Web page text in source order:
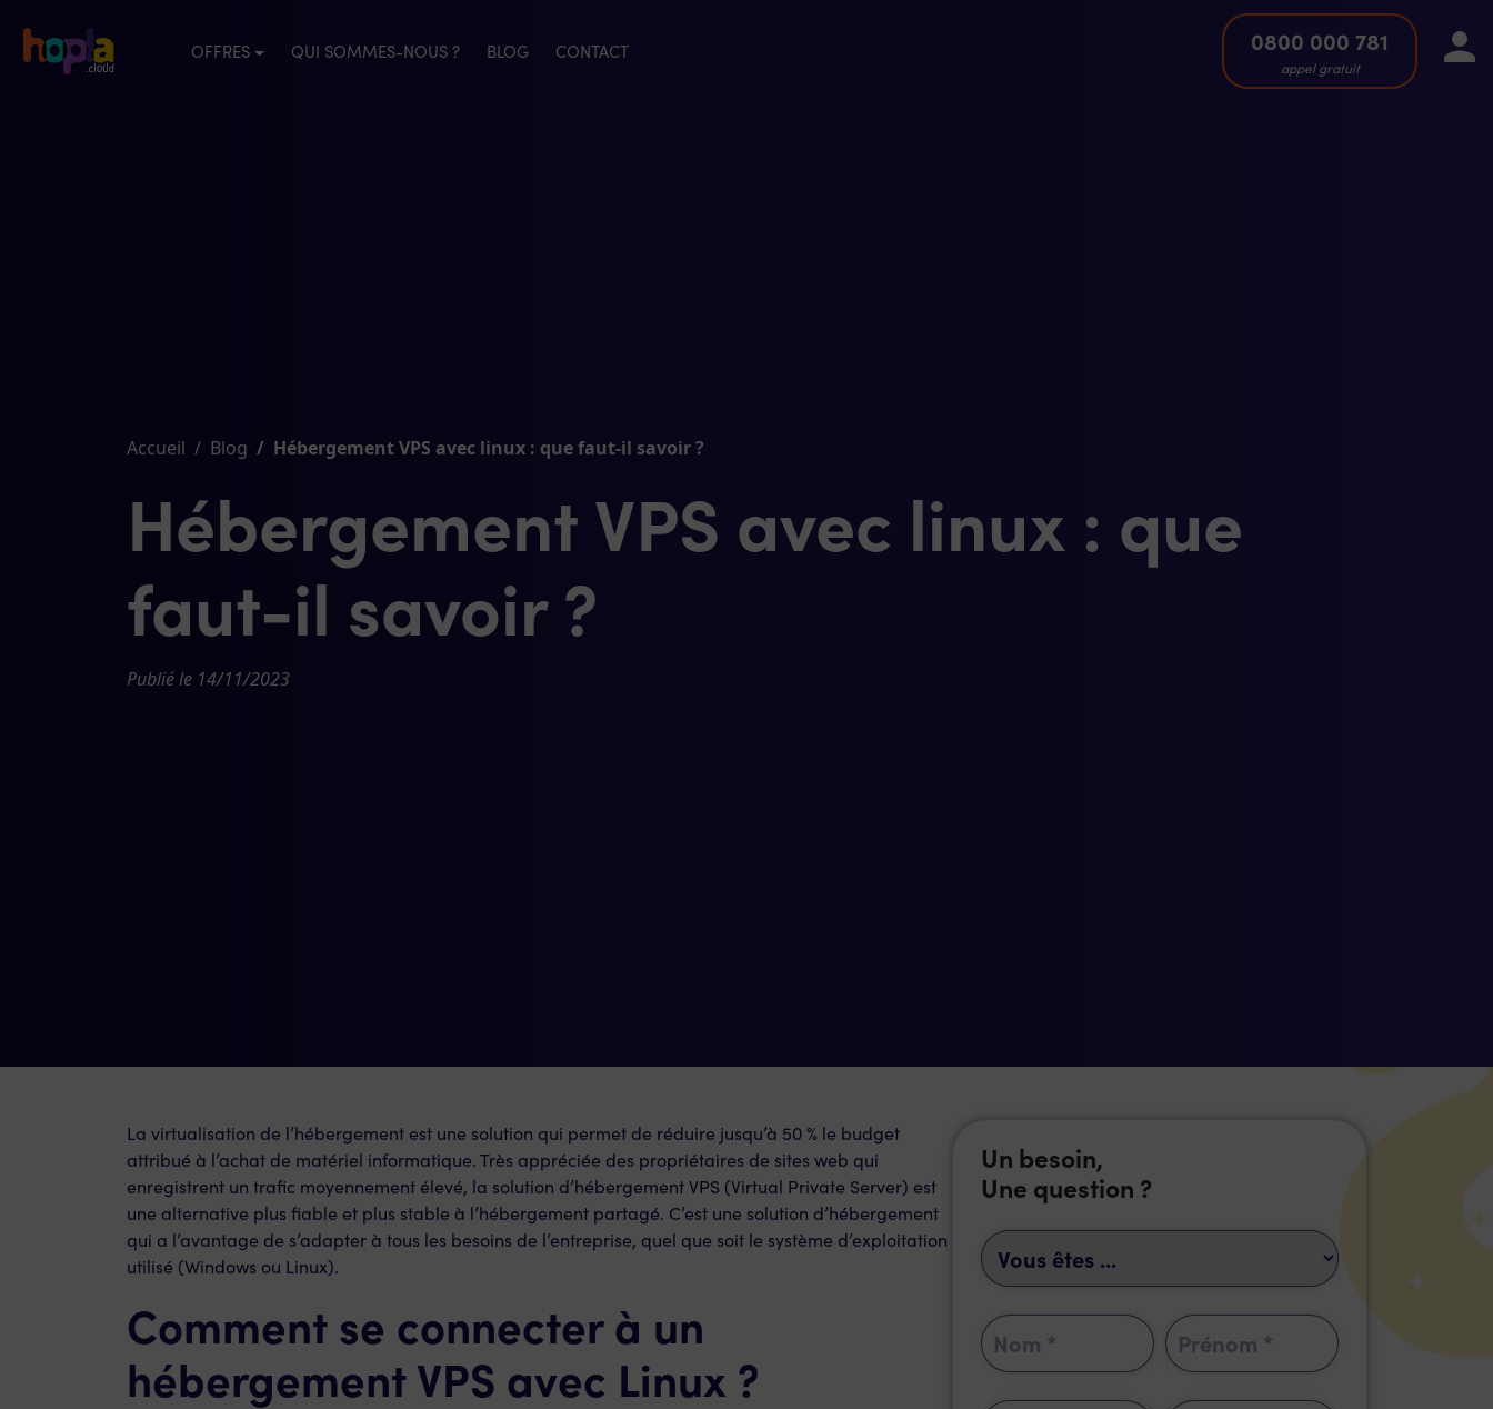
OFFRES QUI SOMMES-NOUS ? BLOG CONTACT 0800 000 781
appel gratuit
Accueil Blog Hébergement VPS avec linux : que faut-il savoir ?
Hébergement VPS avec linux : que
faut-il savoir ?
Publié le 14/11/2023
La virtualisation de l’hébergement est une solution qui permet de réduire jusqu’à 50 % le budget
attribué à l’achat de matériel informatique. Très appréciée des propriétaires de sites web qui
enregistrent un trafic moyennement élevé, la solution d’hébergement VPS (Virtual Private Server) est
une alternative plus fiable et plus stable à l’hébergement partagé. C’est une solution d’hébergement
qui a l’avantage de s’adapter à tous les besoins de l’entreprise, quel que soit le système d’exploitation
utilisé (Windows ou Linux).
Comment se connecter à un
hébergement VPS avec Linux ?
Un besoin,
Une question ?